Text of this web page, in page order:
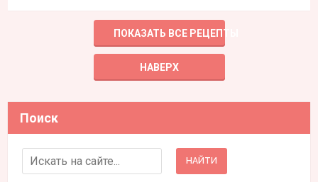
ПОКАЗАТЬ ВСЕ РЕЦЕПТЫ
НАВЕРХ
Поиск
Search for: